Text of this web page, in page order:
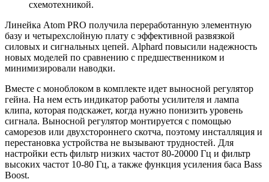
схемотехникой.
Линейка Atom PRO получила переработанную элементную
базу и четырехслойную плату с эффективной развязкой
силовых и сигнальных цепей. Alphard повысили надежность
новых моделей по сравнению с предшественником и
минимизировали наводки.
Вместе с моноблоком в комплекте идет выносной регулятор
гейна. На нем есть индикатор работы усилителя и лампа
клипа, которая подскажет, когда нужно понизить уровень
сигнала. Выносной регулятор монтируется с помощью
саморезов или двухстороннего скотча, поэтому инсталляция и
перестановка устройства не вызывают трудностей. Для
настройки есть фильтр низких частот 80-20000 Гц и фильтр
высоких частот 10-80 Гц, а также функция усиления баса Bass
Boost.